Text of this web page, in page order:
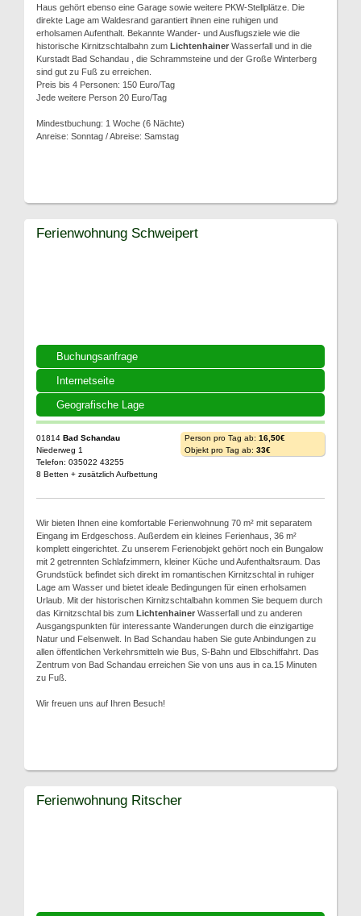
Haus gehört ebenso eine Garage sowie weitere PKW-Stellplätze. Die
direkte Lage am Waldesrand garantiert ihnen eine ruhigen und
erholsamen Aufenthalt. Bekannte Wander- und Ausflugsziele wie die
historische Kirnitzschtalbahn zum Lichtenhainer Wasserfall und in die
Kurstadt Bad Schandau , die Schrammsteine und der Große Winterberg
sind gut zu Fuß zu erreichen.
Preis bis 4 Personen: 150 Euro/Tag
Jede weitere Person 20 Euro/Tag
Mindestbuchung: 1 Woche (6 Nächte)
Anreise: Sonntag / Abreise: Samstag
Buchungsanfrage
Internetseite
Geografische Lage
Ferienwohnung Schweipert
01814 Bad Schandau
Niederweg 1
Telefon: 035022 43255
8 Betten + zusätzlich Aufbettung
Person pro Tag ab: 16,50€
Objekt pro Tag ab: 33€
Wir bieten Ihnen eine komfortable Ferienwohnung 70 m² mit separatem
Eingang im Erdgeschoss. Außerdem ein kleines Ferienhaus, 36 m²
komplett eingerichtet. Zu unserem Ferienobjekt gehört noch ein Bungalow
mit 2 getrennten Schlafzimmern, kleiner Küche und Aufenthaltsraum. Das
Grundstück befindet sich direkt im romantischen Kirnitzschtal in ruhiger
Lage am Wasser und bietet ideale Bedingungen für einen erholsamen
Urlaub. Mit der historischen Kirnitzschtalbahn kommen Sie bequem durch
das Kirnitzschtal bis zum Lichtenhainer Wasserfall und zu anderen
Ausgangspunkten für interessante Wanderungen durch die einzigartige
Natur und Felsenwelt. In Bad Schandau haben Sie gute Anbindungen zu
allen öffentlichen Verkehrsmitteln wie Bus, S-Bahn und Elbschiffahrt. Das
Zentrum von Bad Schandau erreichen Sie von uns aus in ca.15 Minuten
zu Fuß.
Wir freuen uns auf Ihren Besuch!
Ferienwohnung Ritscher